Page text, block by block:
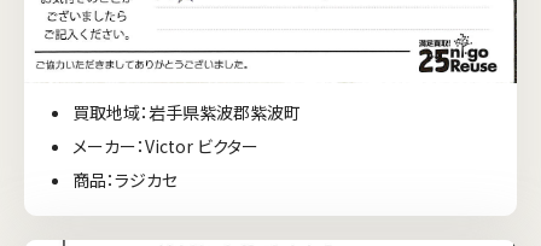
買取地域：岩手県紫波郡紫波町
メーカー：Victor ビクター
商品：ラジカセ